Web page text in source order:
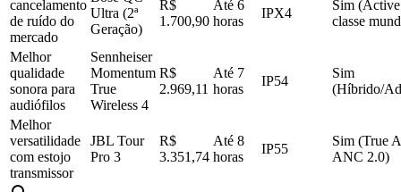
cancelamento
de ruído do
mercado
Ultra (2ª
Geração)
R$
1.700,90
Até 6
horas
IPX4
Sim
classe
Melhor
qualidade
sonora para
audiófilos
Sennheiser
Momentum
True
Wireless 4
R$
2.969,11
Até 7
horas
IP54
Sim
(Híbrido/
Melhor
versatilidade
com estojo
transmissor
JBL Tour
Pro 3
R$
3.351,74
Até 8
horas
IP55
Sim (True
ANC 2.0)